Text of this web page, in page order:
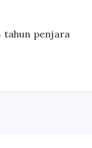
tahun penjara